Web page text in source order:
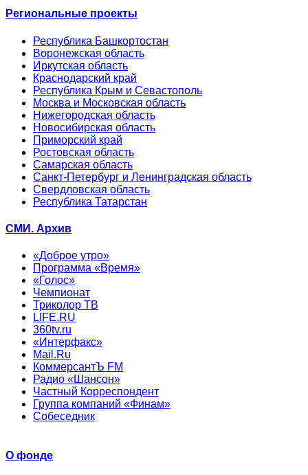
Региональные проекты
Республика Башкортостан
Воронежская область
Иркутская область
Краснодарский край
Республика Крым и Севастополь
Москва и Московская область
Нижегородская область
Новосибирская область
Приморский край
Ростовская область
Самарская область
Санкт-Петербург и Ленинградская область
Свердловская область
Республика Татарстан
СМИ. Архив
«Доброе утро»
Программа «Время»
«Голос»
Чемпионат
Триколор ТВ
LIFE.RU
360tv.ru
«Интерфакс»
Mail.Ru
КоммерсантЪ FM
Радио «Шансон»
Частный Корреспондент
Группа компаний «Финам»
Собеседник
О фонде